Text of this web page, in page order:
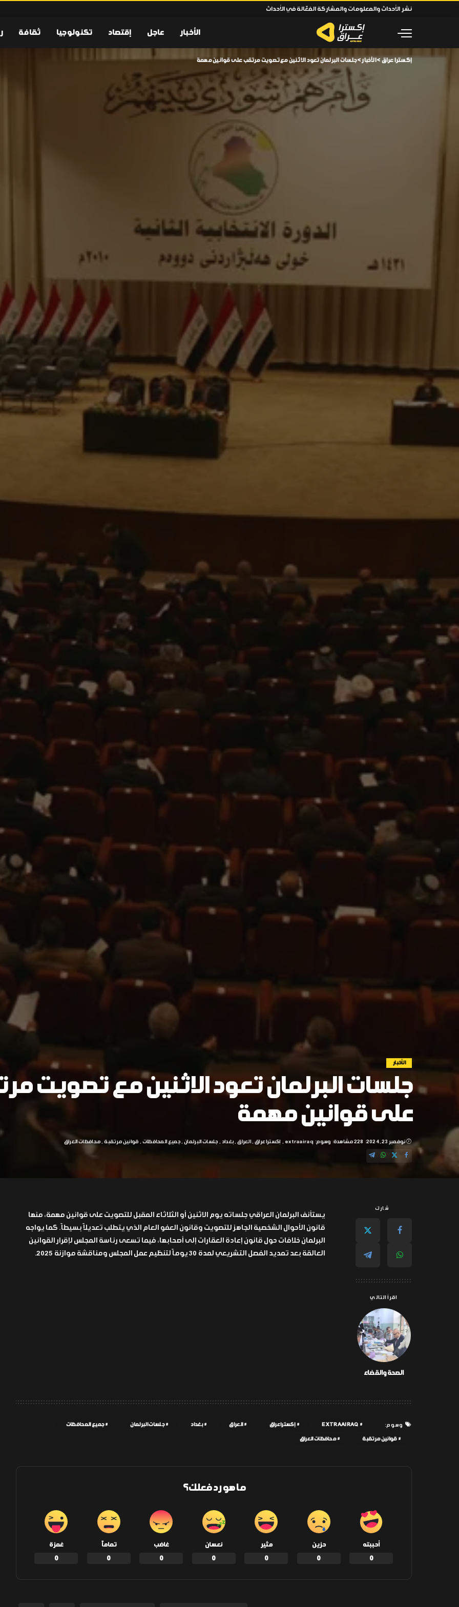
نشر الأحداث والمعلومات والمشاركة الفعّالة في الأحداث
الأخبار عاجل إقتصاد تكنولوجيا ثقافة
إكسترا عراق >الأخبار>جلسات البرلمان تعود الاثنين مع تصويت مرتقب على قوانين مهمة
الأخبار
جلسات البرلمان تعود الاثنين مع تصويت
على قوانين مهمة
نوفمبر 23, 2024 228 مشاهدة وسوم: extraairaq إكسترا عراق العراق بغداد جلسات البرلمان جميع المحافظات قوانين مرتقبة محافظات العراق
شارك
اقرأ التالي
الصحة والقضاء
يستأنف البرلمان العراقي جلساته يوم الاثنين أو الثلاثاء المقبل للتصويت على قوانين مهمة، منها
قانون الأحوال الشخصية الجاهز للتصويت وقانون العفو العام الذي يتطلب تعديلاً بسيطاً. كما يواجه
البرلمان خلافات حول قانون إعادة العقارات إلى أصحابها، فيما تسعى رئاسة المجلس لإقرار القوانين
العالقة بعد تمديد الفصل التشريعي لمدة 30 يوماً لتنظيم عمل المجلس ومناقشة موازنة 2025.
وسوم: EXTRAAIRAQ إكسترا عراق العراق بغداد جلسات البرلمان جميع المحافظات
قوانين مرتقبة محافظات العراق
ما هو رد فعلك؟
أحببته
0
حزين
0
مثير
0
نعسان
0
غاضب
0
تماماً
0
غمزة
0